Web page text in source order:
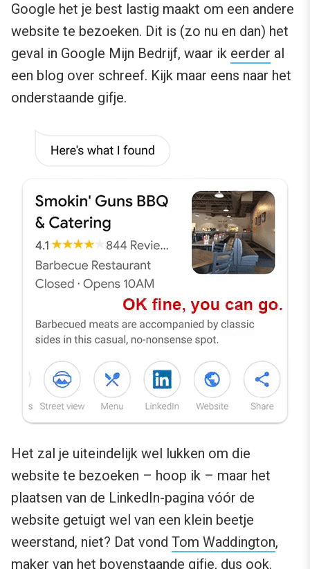
Google het je best lastig maakt om een andere
website te bezoeken. Dit is (zo nu en dan) het
geval in Google Mijn Bedrijf, waar ik eerder al
een blog over schreef. Kijk maar eens naar het
onderstaande gifje.
Het zal je uiteindelijk wel lukken om die
website te bezoeken – hoop ik – maar het
plaatsen van de LinkedIn-pagina vóór de
website getuigt wel van een klein beetje
weerstand, niet? Dat vond Tom Waddington,
maker van het bovenstaande gifje, dus ook.